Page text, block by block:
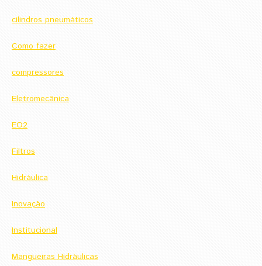
cilindros pneumáticos
Como fazer
compressores
Eletromecânica
EO2
Filtros
Hidráulica
Inovação
Institucional
Mangueiras Hidráulicas